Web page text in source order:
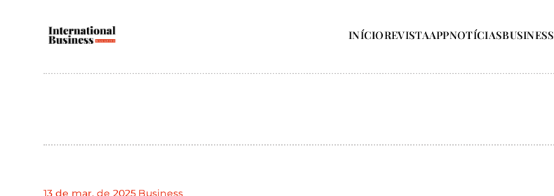
INÍCIOREVISTAAPPNOTÍCIASBUSINESS
13 de mar. de 2025 Business